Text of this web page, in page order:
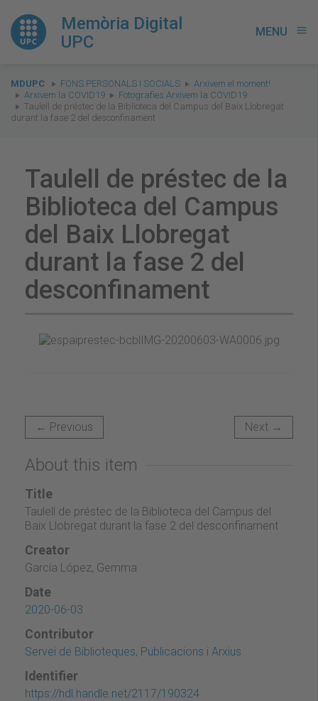
Memòria Digital
UPC
MENU menu
You
are
here:
MDUPC FONS PERSONALS I SOCIALS
Arxivem el moment!
Arxivem la COVID19
Fotografies Arxivem la COVID19
Taulell de préstec de la Biblioteca del Campus del Baix Llobregat
durant la fase 2 del desconfinament
Taulell de préstec de la
Biblioteca del Campus
del Baix Llobregat
durant la fase 2 del
desconfinament
← Previous Next →
About this item
Title
Taulell de préstec de la Biblioteca del Campus del
Baix Llobregat durant la fase 2 del desconfinament
Creator
García López, Gemma
Date
2020-06-03
Contributor
Servei de Biblioteques, Publicacions i Arxius
Identifier
https://hdl.handle.net/2117/190324